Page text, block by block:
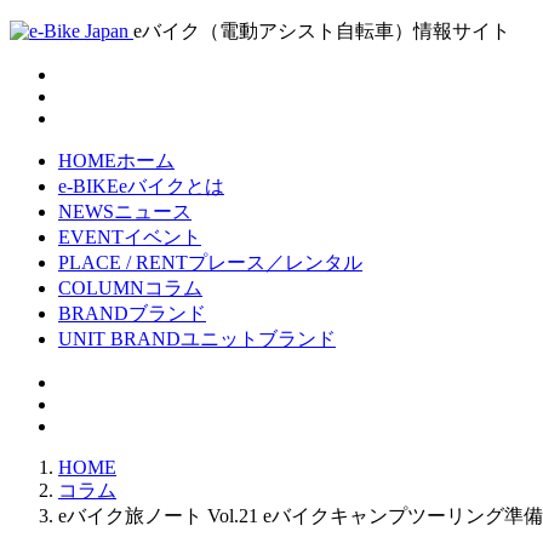
eバイク（電動アシスト自転車）情報サイト
HOMEホーム
e-BIKEeバイクとは
NEWSニュース
EVENTイベント
PLACE / RENTプレース／レンタル
COLUMNコラム
BRANDブランド
UNIT BRANDユニットブランド
HOME
コラム
eバイク旅ノート Vol.21 eバイクキャンプツーリング準